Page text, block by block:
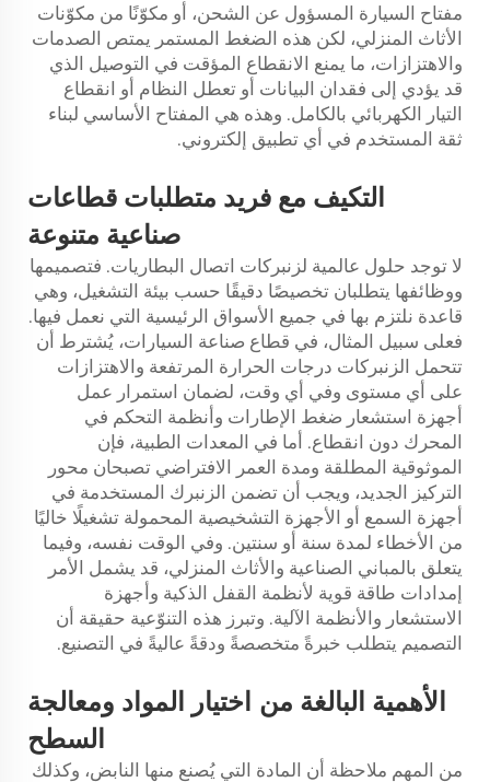
مفتاح السيارة المسؤول عن الشحن، أو مكوّنًا من مكوّنات
الأثاث المنزلي، لكن هذه الضغط المستمر يمتص الصدمات
والاهتزازات، ما يمنع الانقطاع المؤقت في التوصيل الذي
قد يؤدي إلى فقدان البيانات أو تعطل النظام أو انقطاع
التيار الكهربائي بالكامل. وهذه هي المفتاح الأساسي لبناء
ثقة المستخدم في أي تطبيق إلكتروني.
التكيف مع فريد متطلبات قطاعات
صناعية متنوعة
لا توجد حلول عالمية لزنبركات اتصال البطاريات. فتصميمها
ووظائفها يتطلبان تخصيصًا دقيقًا حسب بيئة التشغيل، وهي
قاعدة نلتزم بها في جميع الأسواق الرئيسية التي نعمل فيها.
فعلى سبيل المثال، في قطاع صناعة السيارات، يُشترط أن
تتحمل الزنبركات درجات الحرارة المرتفعة والاهتزازات
على أي مستوى وفي أي وقت، لضمان استمرار عمل
أجهزة استشعار ضغط الإطارات وأنظمة التحكم في
المحرك دون انقطاع. أما في المعدات الطبية، فإن
الموثوقية المطلقة ومدة العمر الافتراضي تصبحان محور
التركيز الجديد، ويجب أن تضمن الزنبرك المستخدمة في
أجهزة السمع أو الأجهزة التشخيصية المحمولة تشغيلًا خاليًا
من الأخطاء لمدة سنة أو سنتين. وفي الوقت نفسه، وفيما
يتعلق بالمباني الصناعية والأثاث المنزلي، قد يشمل الأمر
إمدادات طاقة قوية لأنظمة القفل الذكية وأجهزة
الاستشعار والأنظمة الآلية. وتبرز هذه التنوّعية حقيقة أن
التصميم يتطلب خبرةً متخصصةً ودقةً عاليةً في التصنيع.
الأهمية البالغة من
اختيار المواد ومعالجة
السطح
من المهم ملاحظة أن المادة التي يُصنع منها النابض، وكذلك